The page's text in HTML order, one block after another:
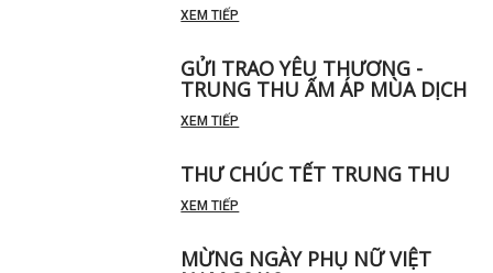
XEM TIẾP
GỬI TRAO YÊU THƯƠNG -
TRUNG THU ẤM ÁP MÙA DỊCH
XEM TIẾP
THƯ CHÚC TẾT TRUNG THU
XEM TIẾP
MỪNG NGÀY PHỤ NỮ VIỆT